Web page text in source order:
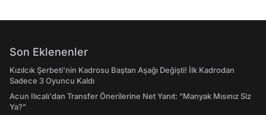
Son Eklenenler
Kızılcık Şerbeti'nin Kadrosu Baştan Aşağı Değişti! İlk Kadrodan
Sadece 3 Oyuncu Kaldı
Acun Ilıcalı'dan Transfer Önerilerine Net Yanıt: "Manyak Mısınız Siz
Ya?"